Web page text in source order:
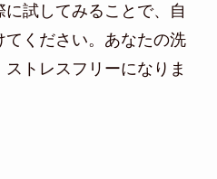
試してみることで、自
ください。あなたの洗
トレスフリーになりま